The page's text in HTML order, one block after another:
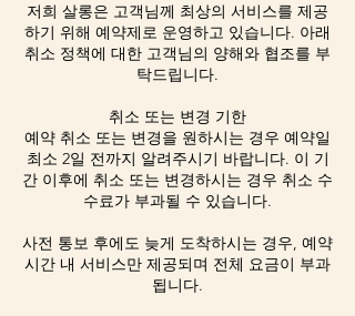
저희 살롱은 고객님께 최상의 서비스를 제공
하기 위해 예약제로 운영하고 있습니다. 아래
취소 정책에 대한 고객님의 양해와 협조를 부
탁드립니다.
취소 또는 변경 기한
예약 취소 또는 변경을 원하시는 경우 예약일
최소 2일 전까지 알려주시기 바랍니다. 이 기
간 이후에 취소 또는 변경하시는 경우 취소 수
수료가 부과될 수 있습니다.
사전 통보 후에도 늦게 도착하시는 경우, 예약
시간 내 서비스만 제공되며 전체 요금이 부과
됩니다.